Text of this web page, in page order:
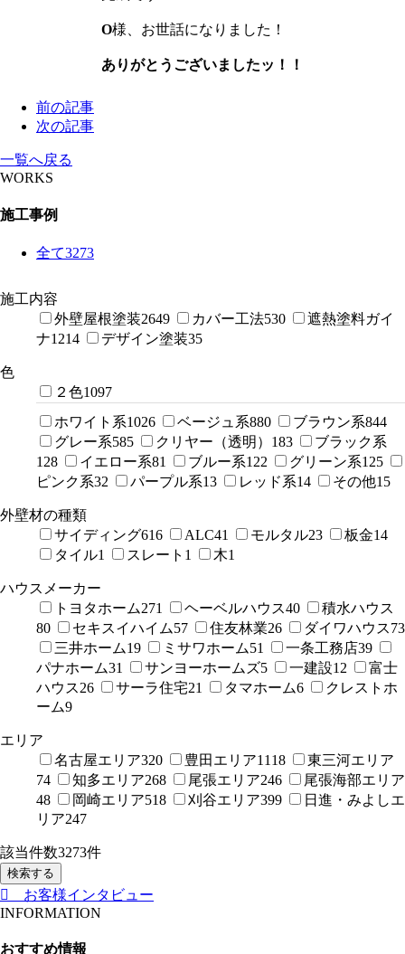
O様、お世話になりました！
ありがとうございましたッ！！
前の記事
次の記事
一覧へ戻る
WORKS
施工事例
全て3273
施工内容
外壁屋根塗装2649 カバー工法530
遮熱塗料ガイ
ナ1214 デザイン塗装35
色
２色1097
ホワイト系1026 ベージュ系880 ブラウン系844
グレー系585 クリヤー（透明） 183
ブラック系
128
イエロー系81 ブルー系122 グリーン系125
ピンク系32 パープル系13 レッド系14 その他15
外壁材の種類
サイディング616 ALC41 モルタル23 板金14
タイル1 スレート 1 木1
ハウスメーカー
トヨタホーム271 ヘーベルハウス40
積水ハウス
80
セキスイハイム57 住友林業26 ダイワハウス73
三井ホーム19 ミサワホーム51 一条工務店39
パナホーム31 サンヨーホームズ5 一建設12
富士
ハウス26 サーラ住宅21 タマホーム6
クレストホ
ーム9
エリア
名古屋エリア320 豊田エリア1118
東三河エリア
74
知多エリア268 尾張エリア246
尾張海部エリア
48
岡崎エリア518 刈谷エリア399
日進・みよしエ
リア247
該当件数3273件
検索する
お客様インタビュー
INFORMATION
おすすめ情報